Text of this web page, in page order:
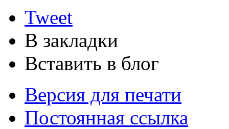
Tweet
В закладки
Вставить в блог
Версия для печати
Постоянная ссылка